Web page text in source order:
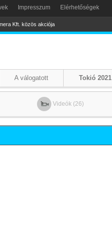
Impresszum Elérhetőségek
Kft. közös akciója
A válogatott Tokió 2021
Videók (26)